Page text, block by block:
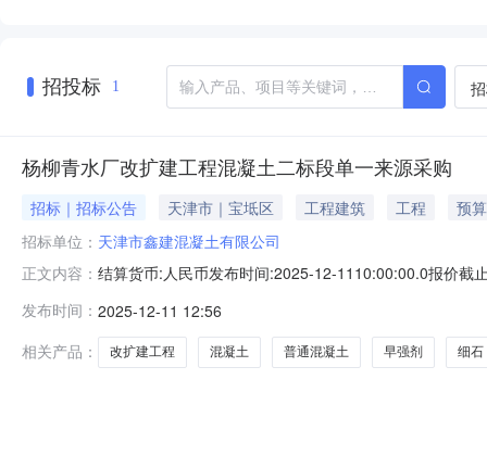
招投标 1
杨柳青水厂改扩建工程混凝土二标段单一来源采购
招标｜招标公告 天津市｜宝坻区 工程建筑 工程
预
招标单位： 天津市鑫建混凝土有限公司
正文内容： 结算货币:人民币发布时间:2025-12-1110:00:00.0报价截
司签订了材料合同。在合同实施过程中，新增了一部分
发布时间： 2025-12-11 12:56
相关产品：
改扩建工程 混凝土 普通混凝土 早强剂 细石